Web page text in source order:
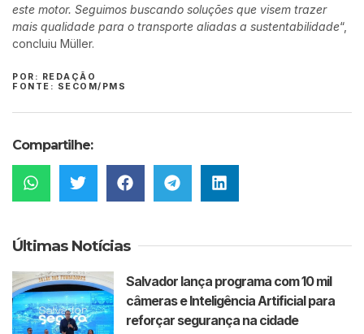
este motor. Seguimos buscando soluções que visem trazer
mais qualidade para o transporte aliadas a sustentabilidade“,
concluiu Müller.
POR: REDAÇÃO
FONTE: SECOM/PMS
Compartilhe:
Últimas Notícias
Salvador lança programa com 10 mil
câmeras e Inteligência Artificial para
reforçar segurança na cidade